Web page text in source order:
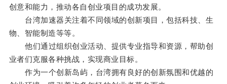
创意和能力，推动各自创业项目的成功发展。
台湾加速器关注着不同领域的创新项目，包括科技、生
物、智能制造等等。
他们通过组织创业活动、提供专业指导和资源，帮助创
业者们克服各种挑战，实现商业目标。
作为一个创新岛屿，台湾拥有良好的创新氛围和优越的